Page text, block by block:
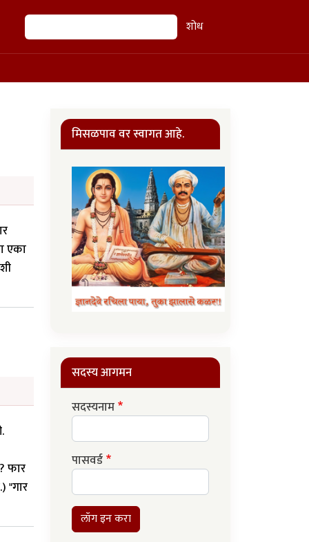
शोध शोध
एका
फार
"गार
मिसळपाव वर स्वागत आहे.
सदस्य आगमन
सदस्यनाम
पासवर्ड
लॉग इन करा